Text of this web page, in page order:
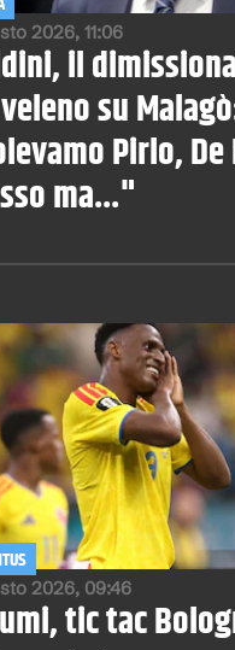
2026, 11:06
il
su
Pirlo, De
ma..."
2026, 09:46
tic tac